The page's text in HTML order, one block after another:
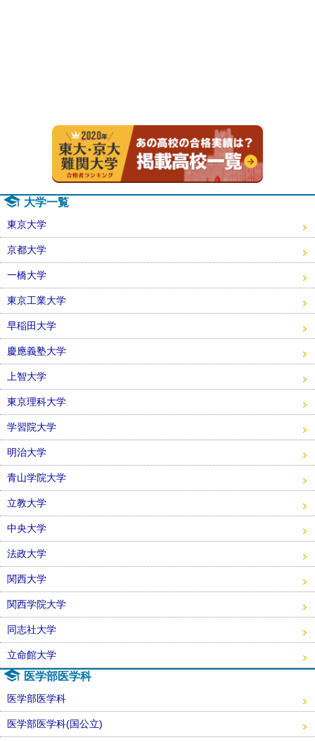
大学一覧
東京大学
京都大学
一橋大学
東京工業大学
早稲田大学
慶應義塾大学
上智大学
東京理科大学
学習院大学
明治大学
青山学院大学
立教大学
中央大学
法政大学
関西大学
関西学院大学
同志社大学
立命館大学
医学部医学科
医学部医学科
医学部医学科(国公立)